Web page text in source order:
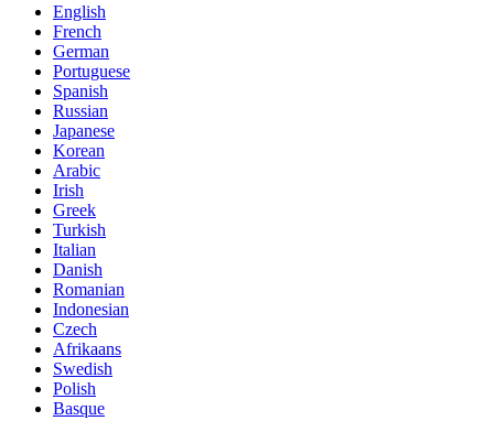
English
French
German
Portuguese
Spanish
Russian
Japanese
Korean
Arabic
Irish
Greek
Turkish
Italian
Danish
Romanian
Indonesian
Czech
Afrikaans
Swedish
Polish
Basque